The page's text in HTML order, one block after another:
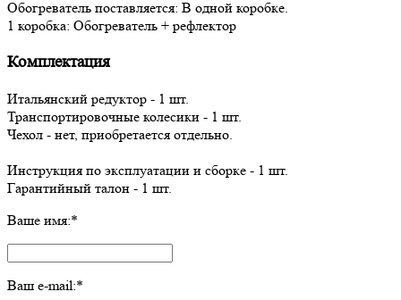
Обогреватель поставляется: В одной коробке.
1 коробка: Обогреватель + рефлектор
Комплектация
Итальянский редуктор - 1 шт.
Транспортировочные колесики - 1 шт.
Чехол - нет, приобретается отдельно.
Инструкция по эксплуатации и сборке - 1 шт.
Гарантийный талон - 1 шт.
Ваше имя:*
Ваш e-mail:*